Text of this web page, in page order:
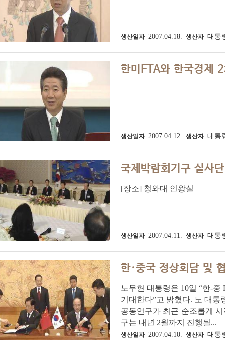
생산일자 2007.04.18. 생산자 대통
한미FTA와 한국경제
생산일자 2007.04.12. 생산자 대통
국제박람회기구 실사
[장소] 청와대 인왕실
생산일자 2007.04.11. 생산자 대통
한·중국 정상회담 및
노무현 대통령은 10일 “한-
기대한다”고 밝혔다. 노 대
공동연구가 최근 순조롭게
구는 내년 2월까지 진행될...
생산일자 2007.04.10. 생산자 대통